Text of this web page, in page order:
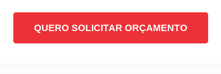
QUERO SOLICITAR ORÇAMENTO